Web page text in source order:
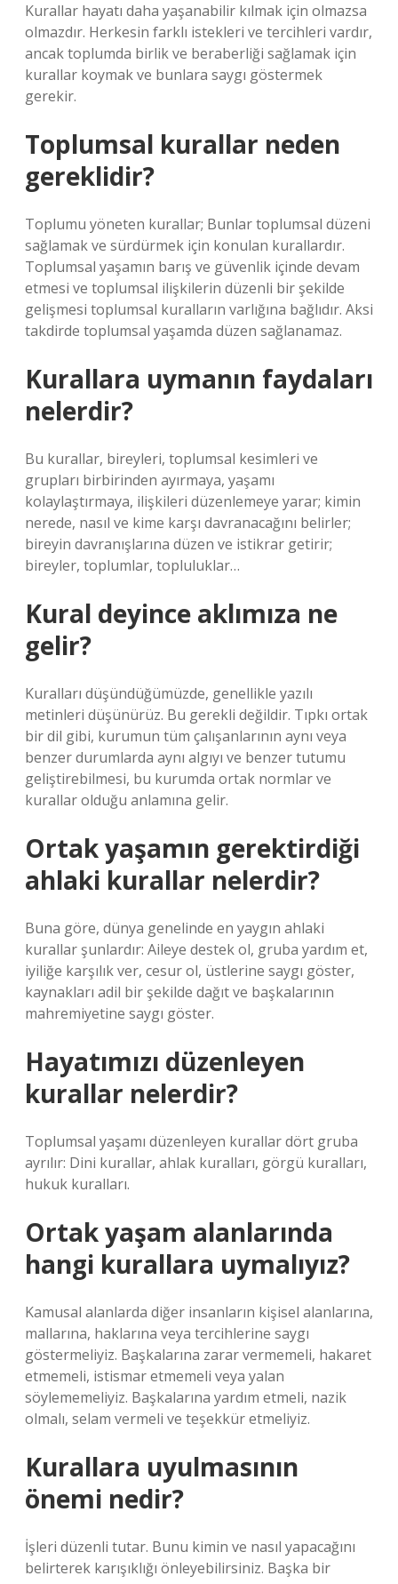
Kurallar hayatı daha yaşanabilir kılmak için olmazsa
olmazdır. Herkesin farklı istekleri ve tercihleri ​​vardır,
ancak toplumda birlik ve beraberliği sağlamak için
kurallar koymak ve bunlara saygı göstermek
gerekir.
Toplumsal kurallar neden
gereklidir?
Toplumu yöneten kurallar; Bunlar toplumsal düzeni
sağlamak ve sürdürmek için konulan kurallardır.
Toplumsal yaşamın barış ve güvenlik içinde devam
etmesi ve toplumsal ilişkilerin düzenli bir şekilde
gelişmesi toplumsal kuralların varlığına bağlıdır. Aksi
takdirde toplumsal yaşamda düzen sağlanamaz.
Kurallara uymanın faydaları
nelerdir?
Bu kurallar, bireyleri, toplumsal kesimleri ve
grupları birbirinden ayırmaya, yaşamı
kolaylaştırmaya, ilişkileri düzenlemeye yarar; kimin
nerede, nasıl ve kime karşı davranacağını belirler;
bireyin davranışlarına düzen ve istikrar getirir;
bireyler, toplumlar, topluluklar…
Kural deyince aklımıza ne
gelir?
Kuralları düşündüğümüzde, genellikle yazılı
metinleri düşünürüz. Bu gerekli değildir. Tıpkı ortak
bir dil gibi, kurumun tüm çalışanlarının aynı veya
benzer durumlarda aynı algıyı ve benzer tutumu
geliştirebilmesi, bu kurumda ortak normlar ve
kurallar olduğu anlamına gelir.
Ortak yaşamın gerektirdiği
ahlaki kurallar nelerdir?
Buna göre, dünya genelinde en yaygın ahlaki
kurallar şunlardır: Aileye destek ol, gruba yardım et,
iyiliğe karşılık ver, cesur ol, üstlerine saygı göster,
kaynakları adil bir şekilde dağıt ve başkalarının
mahremiyetine saygı göster.
Hayatımızı düzenleyen
kurallar nelerdir?
Toplumsal yaşamı düzenleyen kurallar dört gruba
ayrılır: Dini kurallar, ahlak kuralları, görgü kuralları,
hukuk kuralları.
Ortak yaşam alanlarında
hangi kurallara uymalıyız?
Kamusal alanlarda diğer insanların kişisel alanlarına,
mallarına, haklarına veya tercihlerine saygı
göstermeliyiz. Başkalarına zarar vermemeli, hakaret
etmemeli, istismar etmemeli veya yalan
söylememeliyiz. Başkalarına yardım etmeli, nazik
olmalı, selam vermeli ve teşekkür etmeliyiz.
Kurallara uyulmasının
önemi nedir?
İşleri düzenli tutar. Bunu kimin ve nasıl yapacağını
belirterek karışıklığı önleyebilirsiniz. Başka bir